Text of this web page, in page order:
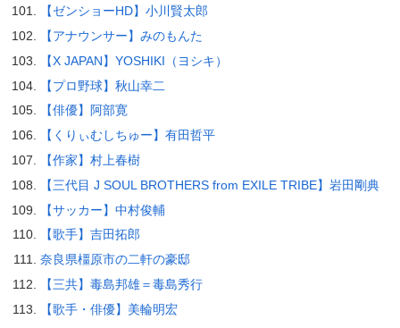
【ゼンショーHD】小川賢太郎
【アナウンサー】みのもんた
【X JAPAN】YOSHIKI（ヨシキ）
【プロ野球】秋山幸二
【俳優】阿部寛
【くりぃむしちゅー】有田哲平
【作家】村上春樹
【三代目 J SOUL BROTHERS from EXILE TRIBE】岩田剛典
【サッカー】中村俊輔
【歌手】吉田拓郎
奈良県橿原市の二軒の豪邸
【三共】毒島邦雄＝毒島秀行
【歌手・俳優】美輪明宏